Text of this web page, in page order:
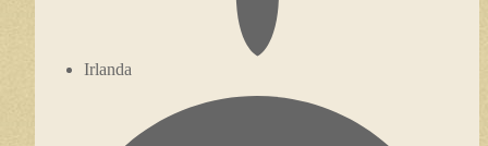
Irlanda